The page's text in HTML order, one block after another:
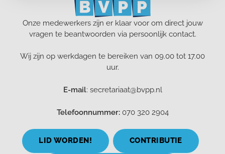
Onze medewerkers zijn er klaar voor om direct jouw
vragen te beantwoorden via persoonlijk contact.
Wij zijn op werkdagen te bereiken van 09.00 tot 17.00
uur.
E-mail: secretariaat@bvpp.nl
Telefoonnummer:070 320 2904
LID WORDEN! CONTRIBUTIE